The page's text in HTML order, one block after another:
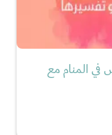
المنام مع